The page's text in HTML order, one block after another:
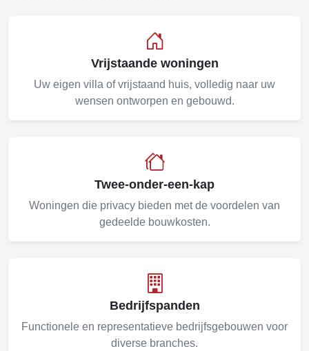
Vrijstaande woningen
Uw eigen villa of vrijstaand huis, volledig naar uw
wensen ontworpen en gebouwd.
Twee-onder-een-kap
Woningen die privacy bieden met de voordelen van
gedeelde bouwkosten.
Bedrijfspanden
Functionele en representatieve bedrijfsgebouwen voor
diverse branches.